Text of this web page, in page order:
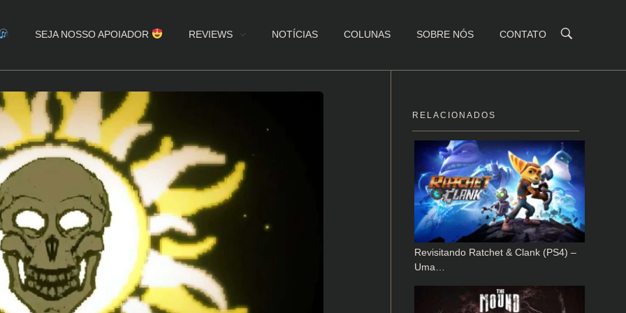
SEJA NOSSO APOIADOR REVIEWS NOTÍCIAS COLUNAS SOBRE NÓS CONTATO
RELACIONADOS
Revisitando Ratchet & Clank (PS4) –
Uma…